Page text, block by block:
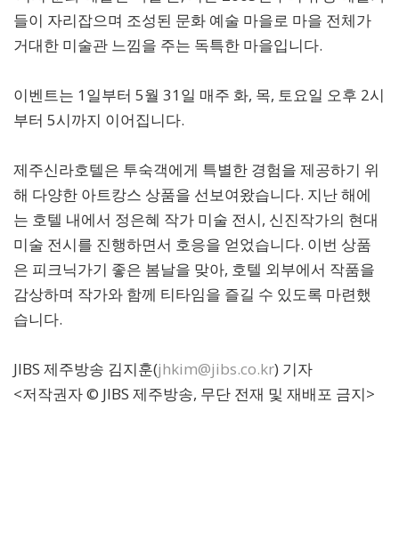
들이 자리잡으며 조성된 문화 예술 마을로 마을 전체가
거대한 미술관 느낌을 주는 독특한 마을입니다.
이벤트는 1일부터 5월 31일 매주 화, 목, 토요일 오후 2시
부터 5시까지 이어집니다.
제주신라호텔은 투숙객에게 특별한 경험을 제공하기 위
해 다양한 아트캉스 상품을 선보여왔습니다. 지난 해에
는 호텔 내에서 정은혜 작가 미술 전시, 신진작가의 현대
미술 전시를 진행하면서 호응을 얻었습니다. 이번 상품
은 피크닉가기 좋은 봄날을 맞아, 호텔 외부에서 작품을
감상하며 작가와 함께 티타임을 즐길 수 있도록 마련했
습니다.
JIBS 제주방송 김지훈(jhkim@jibs.co.kr) 기자
<저작권자 © JIBS 제주방송, 무단 전재 및 재배포 금지>